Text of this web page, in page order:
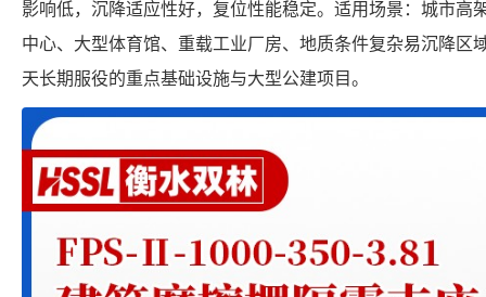
影响低，沉降适应性好，复位性能稳定。适用场景：城市高
中心、大型体育馆、重载工业厂房、地质条件复杂易沉降区
天长期服役的重点基础设施与大型公建项目。